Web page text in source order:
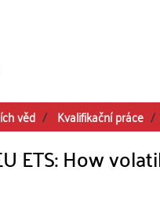
věd Kvalifikační práce
ETS: How